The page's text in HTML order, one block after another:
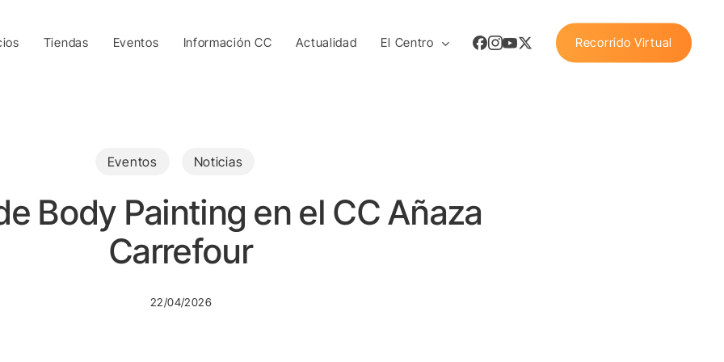
Tiendas Eventos Información CC Actualidad El Centro Facebook
Instagram
Youtube
X
Twitter
Recorrido Virtual
Eventos Noticias
Body Painting en el CC Añaza
Carrefour
22/04/2026